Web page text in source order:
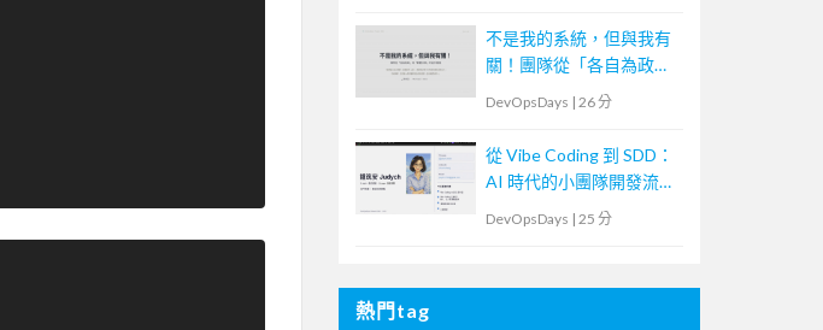
不是我的系統，但與我有
關！團隊從「各自為政」
到「群體決策」的協作實
DevOpsDays | 26 分
從 Vibe Coding 到 SDD：
AI 時代的小團隊開發流程
DevOpsDays | 25 分
熱門tag